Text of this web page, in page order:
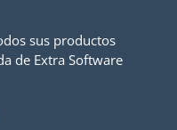
sus productos
de Extra Software